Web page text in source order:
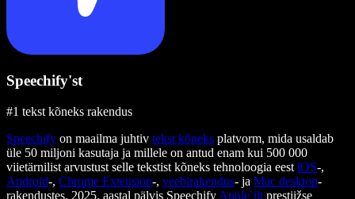
Speechify'st
#1 tekst kõneks rakendus
Speechify on maailma juhtiv tekst kõneks platvorm, mida usaldab
üle 50 miljoni kasutaja ja millele on antud enam kui 500 000
viietärnilist arvustust selle tekstist kõneks tehnoloogia eest iOS-,
Android-, Chrome Extension-, veebirakendus- ja Mac desktop-
rakendustes. 2025. aastal pälvis Speechify Apple’ilt prestiižse